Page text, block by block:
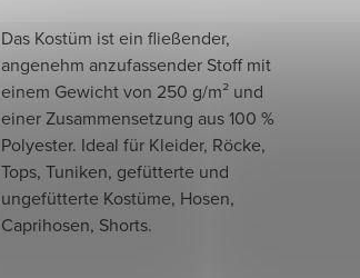
Das Kostüm ist ein fließender,
angenehm anzufassender Stoff mit
einem Gewicht von 250 g/m² und
einer Zusammensetzung aus 100 %
Polyester. Ideal für Kleider, Röcke,
Tops, Tuniken, gefütterte und
ungefütterte Kostüme, Hosen,
Caprihosen, Shorts.